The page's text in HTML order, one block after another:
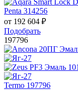
Penta 314256
от 192 604 ₽
Подобрать
197796
Termo 197796